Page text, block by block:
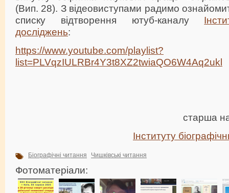
(Вип. 28). З відеовиступами радимо
списку відтворення ютуб-каналу
досліджень:
https://www.youtube.com/playlist?
list=PLVqzIULRBr4Y3t8XZ2twiaQO6W4Aq2ukl
старша
Інституту
Біографічні читання Чишківські читання
Фотоматеріали: